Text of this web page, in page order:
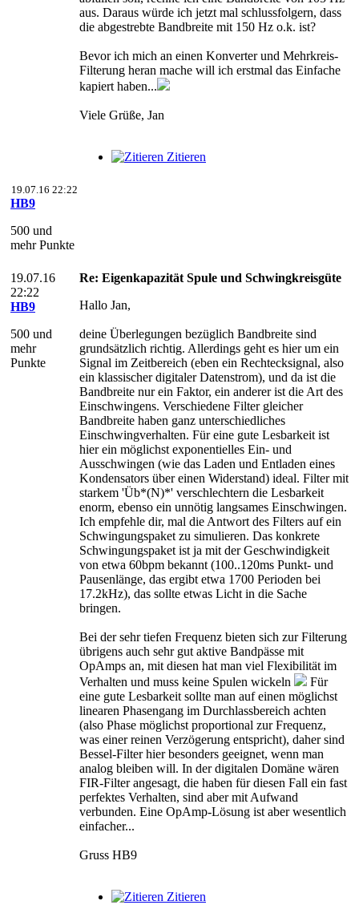
aus. Daraus würde ich jetzt mal schlussfolgern, dass
die abgestrebte Bandbreite mit 150 Hz o.k. ist?
Bevor ich mich an einen Konverter und Mehrkreis-
Filterung heran mache will ich erstmal das Einfache
kapiert haben...
Viele Grüße, Jan
Zitieren
19.07.16 22:22
HB9
500 und
mehr Punkte
19.07.16
22:22
HB9
500 und
mehr
Punkte
Re: Eigenkapazität Spule und Schwingkreisgüte
Hallo Jan,
deine Überlegungen bezüglich Bandbreite sind
grundsätzlich richtig. Allerdings geht es hier um ein
Signal im Zeitbereich (eben ein Rechtecksignal, also
ein klassischer digitaler Datenstrom), und da ist die
Bandbreite nur ein Faktor, ein anderer ist die Art des
Einschwingens. Verschiedene Filter gleicher
Bandbreite haben ganz unterschiedliches
Einschwingverhalten. Für eine gute Lesbarkeit ist
hier ein möglichst exponentielles Ein- und
Ausschwingen (wie das Laden und Entladen eines
Kondensators über einen Widerstand) ideal. Filter mit
starkem 'Üb*(N)*' verschlechtern die Lesbarkeit
enorm, ebenso ein unnötig langsames Einschwingen.
Ich empfehle dir, mal die Antwort des Filters auf ein
Schwingungspaket zu simulieren. Das konkrete
Schwingungspaket ist ja mit der Geschwindigkeit
von etwa 60bpm bekannt (100..120ms Punkt- und
Pausenlänge, das ergibt etwa 1700 Perioden bei
17.2kHz), das sollte etwas Licht in die Sache
bringen.
Bei der sehr tiefen Frequenz bieten sich zur Filterung
übrigens auch sehr gut aktive Bandpässe mit
OpAmps an, mit diesen hat man viel Flexibilität im
Verhalten und muss keine Spulen wickeln
Für
eine gute Lesbarkeit sollte man auf einen möglichst
linearen Phasengang im Durchlassbereich achten
(also Phase möglichst proportional zur Frequenz,
was einer reinen Verzögerung entspricht), daher sind
Bessel-Filter hier besonders geeignet, wenn man
analog bleiben will. In der digitalen Domäne wären
FIR-Filter angesagt, die haben für diesen Fall ein fast
perfektes Verhalten, sind aber mit Aufwand
verbunden. Eine OpAmp-Lösung ist aber wesentlich
einfacher...
Gruss HB9
Zitieren